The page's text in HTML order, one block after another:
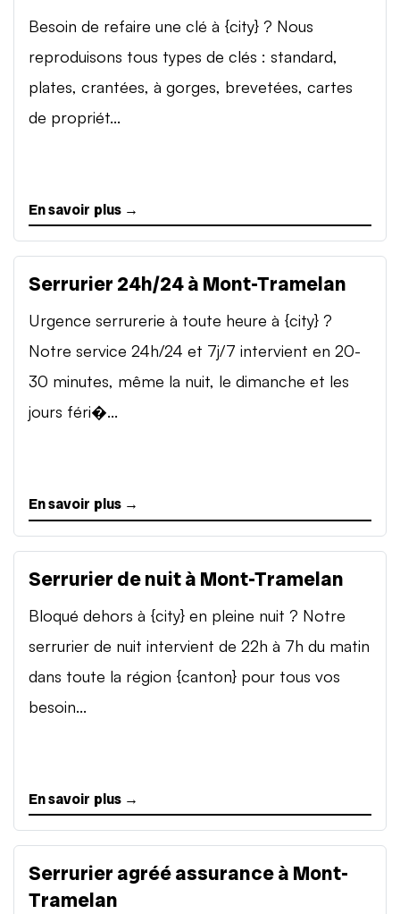
Besoin de refaire une clé à {city} ? Nous
reproduisons tous types de clés : standard,
plates, crantées, à gorges, brevetées, cartes
de propriét...
En savoir plus →
Serrurier 24h/24 à Mont-Tramelan
Urgence serrurerie à toute heure à {city} ?
Notre service 24h/24 et 7j/7 intervient en 20-
30 minutes, même la nuit, le dimanche et les
jours féri�...
En savoir plus →
Serrurier de nuit à Mont-Tramelan
Bloqué dehors à {city} en pleine nuit ? Notre
serrurier de nuit intervient de 22h à 7h du matin
dans toute la région {canton} pour tous vos
besoin...
En savoir plus →
Serrurier agréé assurance à Mont-
Tramelan